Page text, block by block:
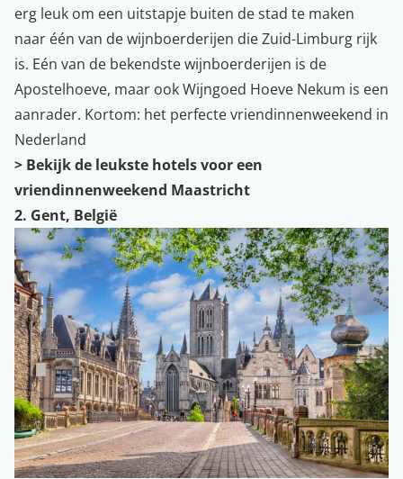
erg leuk om een uitstapje buiten de stad te maken
naar één van de wijnboerderijen die Zuid-Limburg rijk
is. Eén van de bekendste wijnboerderijen is de
Apostelhoeve, maar ook Wijngoed Hoeve Nekum is een
aanrader. Kortom: het perfecte vriendinnenweekend in
Nederland
> Bekijk de leukste hotels voor een
vriendinnenweekend Maastricht
2. Gent, België